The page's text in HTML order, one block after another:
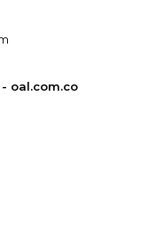
oal.com.co